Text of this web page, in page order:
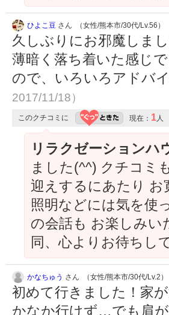
ひよこ豆 さん （女性/熊本市/30代/Lv.56）
久しぶりにお邪魔しま
薄暗く落ち着いた感じ
ので、いろいろアドバ
2017/11/18）
このクチコミに 現在： 1人
リラクゼーションハ
ました(^^) クチコミ
迎えするにあたり お
照明などには気を使
の会話も お楽しみ
同、心よりお待ちし
かなちゅう さん （女性/熊本市/30代/Lv.2）
初めて行きました！家
かなか行けず…でも肩